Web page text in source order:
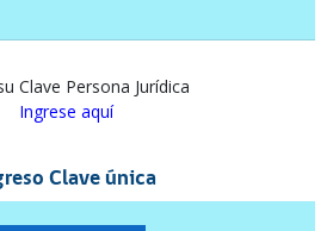
Clave Persona Jurídica
Ingrese aquí
Clave única